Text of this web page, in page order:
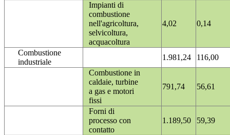
Impianti di
combustione
nell'agricoltura,
selvicoltura,
acquacoltura
4,02 0,14
Combustione
industriale
1.981,24
116,00
Combustione in
caldaie, turbine
a gas e motori
fissi
791,74 56,61
Forni di
processo con
contatto
1.189,50 59,39